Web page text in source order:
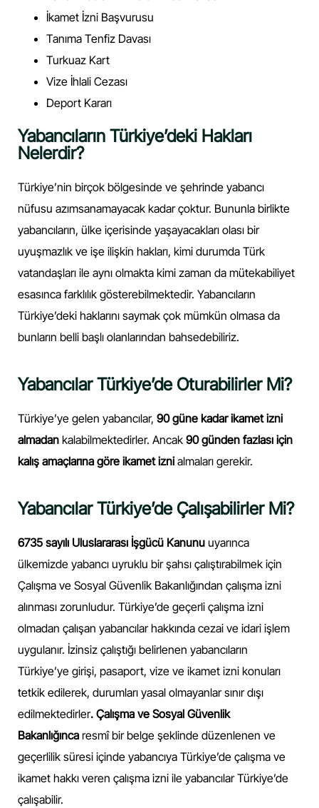
İkamet İzni Başvurusu
Tanıma Tenfiz Davası
Turkuaz Kart
Vize İhlali Cezası
Deport Kararı
Yabancıların Türkiye’deki Hakları
Nelerdir?
Türkiye’nin birçok bölgesinde ve şehrinde yabancı
nüfusu azımsanamayacak kadar çoktur. Bununla birlikte
yabancıların, ülke içerisinde yaşayacakları olası bir
uyuşmazlık ve işe ilişkin hakları, kimi durumda Türk
vatandaşları ile aynı olmakta kimi zaman da mütekabiliyet
esasınca farklılık gösterebilmektedir. Yabancıların
Türkiye’deki haklarını saymak çok mümkün olmasa da
bunların belli başlı olanlarından bahsedebiliriz.
Yabancılar Türkiye’de Oturabilirler Mi?
Türkiye’ye gelen yabancılar, 90 güne kadar ikamet izni
almadan kalabilmektedirler. Ancak 90 günden fazlası için
kalış amaçlarına göre ikamet izni almaları gerekir.
Yabancılar Türkiye’de Çalışabilirler Mi?
6735 sayılı Uluslararası İşgücü Kanunu uyarınca
ülkemizde yabancı uyruklu bir şahsı çalıştırabilmek için
Çalışma ve Sosyal Güvenlik Bakanlığından çalışma izni
alınması zorunludur. Türkiye’de geçerli çalışma izni
olmadan çalışan yabancılar hakkında cezai ve idari işlem
uygulanır. İzinsiz çalıştığı belirlenen yabancıların
Türkiye’ye girişi, pasaport, vize ve ikamet izni konuları
tetkik edilerek, durumları yasal olmayanlar sınır dışı
edilmektedirler. Çalışma ve Sosyal Güvenlik
Bakanlığınca resmî bir belge şeklinde düzenlenen ve
geçerlilik süresi içinde yabancıya Türkiye’de çalışma ve
ikamet hakkı veren çalışma izni ile yabancılar Türkiye’de
çalışabilir.